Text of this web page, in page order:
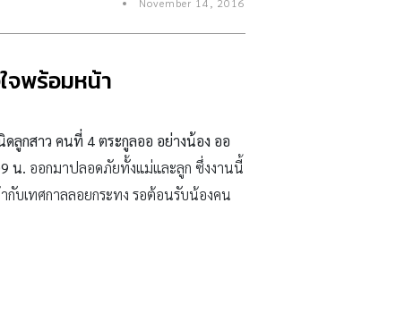
November 14, 2016
จพร้อมหน้า
ดลูกสาว คนที่ 4 ตระกูลออ อย่างน้อง ออ
น. ออกมาปลอดภัยทั้งแม่และลูก ซึ่งงานนี้
กับเทศกาลลอยกระทง รอต้อนรับน้องคน